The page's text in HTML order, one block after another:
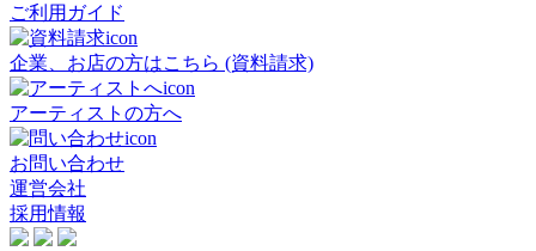
ご利用ガイド
企業、お店の方はこちら (資料請求)
アーティストの方へ
お問い合わせ
運営会社
採用情報